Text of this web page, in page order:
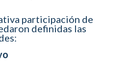
participación de
definidas las